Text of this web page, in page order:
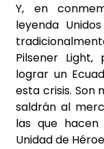
Y, en
leyenda
Pilsener
lograr un
esta crisis. Son
saldrán al
las que
Unidad de